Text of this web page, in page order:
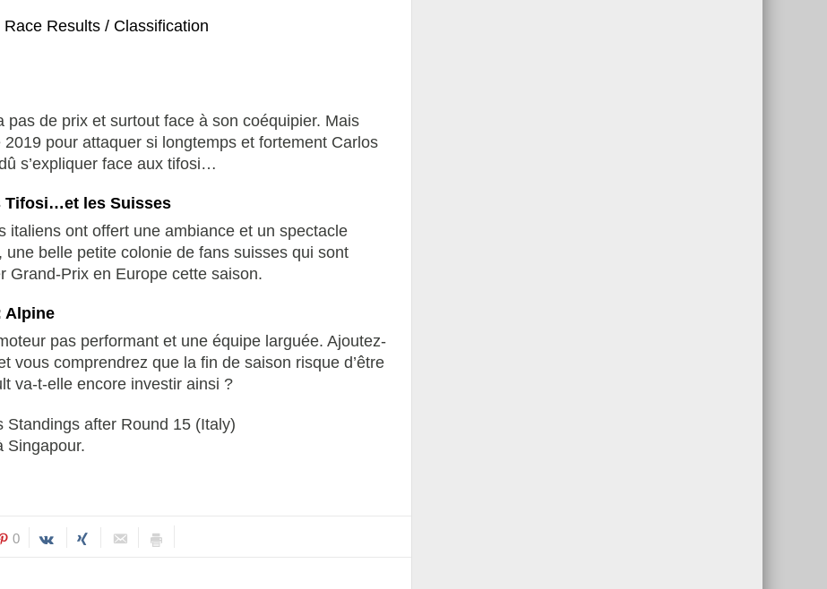
pas de prix et surtout face à son coéquipier. Mais
pour attaquer si longtemps et fortement Carlos
s’expliquer face aux tifosi…
Tifosi…et les Suisses
italiens ont offert une ambiance et un spectacle
une belle petite colonie de fans suisses qui sont
Grand-Prix en Europe cette saison.
Alpine
pas performant et une équipe larguée. Ajoutez-
vous comprendrez que la fin de saison risque d’être
va-t-elle encore investir ainsi ?
Singapour.
0